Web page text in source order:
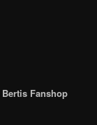
Bertis Fanshop